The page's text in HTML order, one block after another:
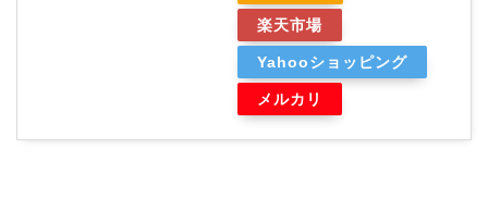
楽天市場
Yahooショッピング
メルカリ